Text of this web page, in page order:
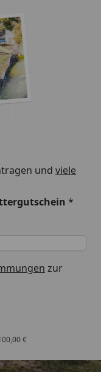
zwischen den
mit einer
und viele
*
zur
€